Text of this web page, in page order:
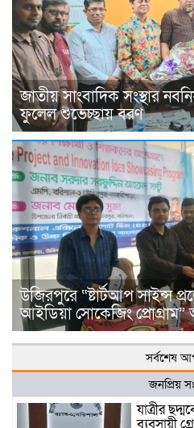
জাতীয় সাংবাদিক সংস্থার
ফুলেল শুভেচ্ছায় বরণ
উজিরপুরে “ষ্টার্টআপ সাইন্স
আইডিয়া সোকেজিং প্রোগ্রাম”
সর্বশেষ
জনপ্রিয়
যাত্রীর